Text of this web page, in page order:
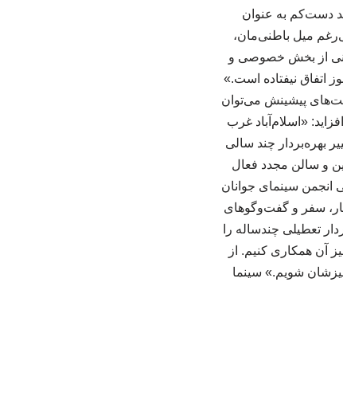
دست‌کم به عنوان
میل باطنی‌مان،
از بخش‌ خصوصی و
اتفاق نیفتاده است.»
پیشینش می‌توان
«اسلام‌آباد غرب
بهره‌بردار چند سالی
و سالن مجدد فعال
انجمن سینمای جوانان
سفر و گفت‌وگوهای
بروجن در غیاب بهره‌بردار تعطیلی چندساله را
آن همکاری کنیم. از
شویم.» سینما